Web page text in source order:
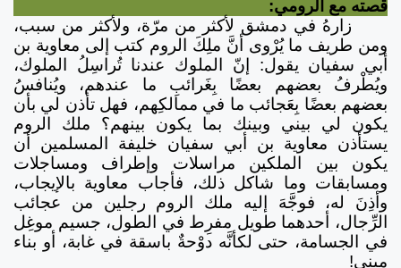
قصته مع الرومي:
زارهُ في دمشق لأكثر من مرّة، ولأكثر من سبب،
ومن طريف ما يُرْوى أنَّ ملِكَ الروم كتب إلى معاوية بن
أبي سفيان يقول: إنّ الملوك عندنا تُراسِلُ الملوك،
ويُطْرفُ بعضهم بعضًا بِغَرائبِ ما عندهم، ويُنافسُ
بعضهم بعضًا بِعَجائب ما في ممالكِهم، فهل تأذن لي بأن
يكون لي بيني وبينك بما يكون بينهم؟ ملك الروم
يستأذن معاوية بن أبي سفيان خليفة المسلمين أن
يكون بين الملكين مراسلات وإطراف ومساجلات
ومسابقات وما شاكل ذلك، فأجاب معاوية بالإيجاب،
وأذِنَ له، فوجَّهَ إليه ملك الروم رجلين من عجائب
الرِّجال، أحدهما طويل مفرِط في الطول، جسيم موغِل
في الجسامة، حتى لكأنَّه دوْحةٌ باسقة في غابة، أو بناء
مبني!